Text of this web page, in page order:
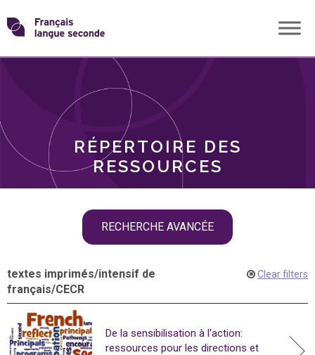
Skip
toTransformons
langue
RÉPERTOIRE DES
RESSOURCES
RECHERCHE AVANCÉE
THÈMES
textes imprimés/intensif de
français/CECR
Clear filters
De la sensibilisation à l'action:
ressources pour les directions et